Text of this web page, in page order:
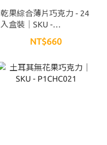
乾果綜合薄片巧克力 - 24
入盒裝｜SKU -
NT$660